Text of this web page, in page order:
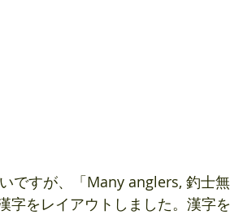
字をレイアウトしました。漢字